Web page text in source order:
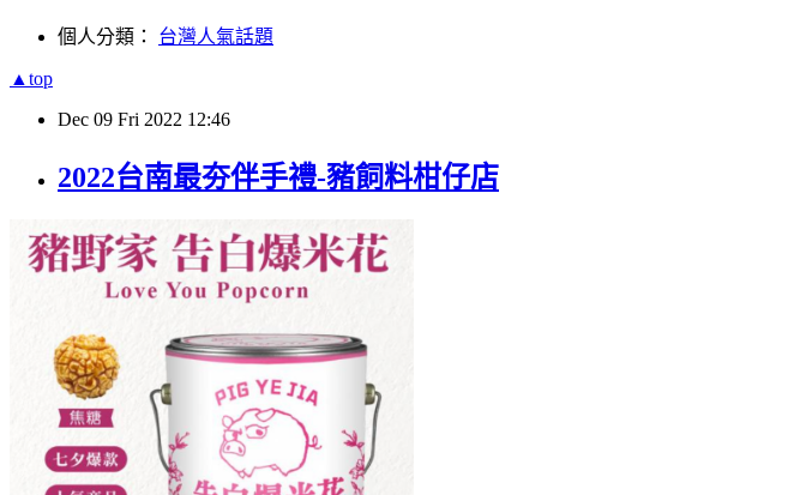
個人分類： 台灣人氣話題
▲top
Dec 09 Fri 2022 12:46
2022台南最夯伴手禮-豬飼料柑仔店